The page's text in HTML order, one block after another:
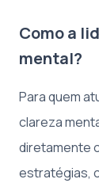
Como a
mental?
Para quem
clareza
diretamente
estratégias,